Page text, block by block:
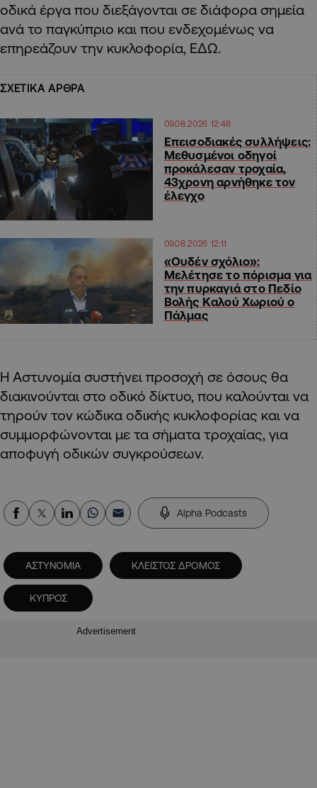
οδικά έργα που διεξάγονται σε διάφορα σημεία
ανά το παγκύπριο και που ενδεχομένως να
επηρεάζουν την κυκλοφορία, ΕΔΩ.
ΣΧΕΤΙΚΑ ΑΡΘΡΑ
09.08.2026 12:48
Επεισοδιακές συλλήψεις:
Μεθυσμένοι οδηγοί
προκάλεσαν τροχαία,
43χρονη αρνήθηκε τον
έλεγχο
09.08.2026 12:11
«Ουδέν σχόλιο»:
Μελέτησε το πόρισμα για
την πυρκαγιά στο Πεδίο
Βολής Καλού Χωριού ο
Πάλμας
Η Αστυνομία συστήνει προσοχή σε όσους θα
διακινούνται στο οδικό δίκτυο, που καλούνται να
τηρούν τον κώδικα οδικής κυκλοφορίας και να
συμμορφώνονται με τα σήματα τροχαίας, για
αποφυγή οδικών συγκρούσεων.
Alpha Podcasts
ΑΣΤΥΝΟΜΙΑ ΚΛΕΙΣΤΟΣ ΔΡΟΜΟΣ
ΚΥΠΡΟΣ
Advertisement